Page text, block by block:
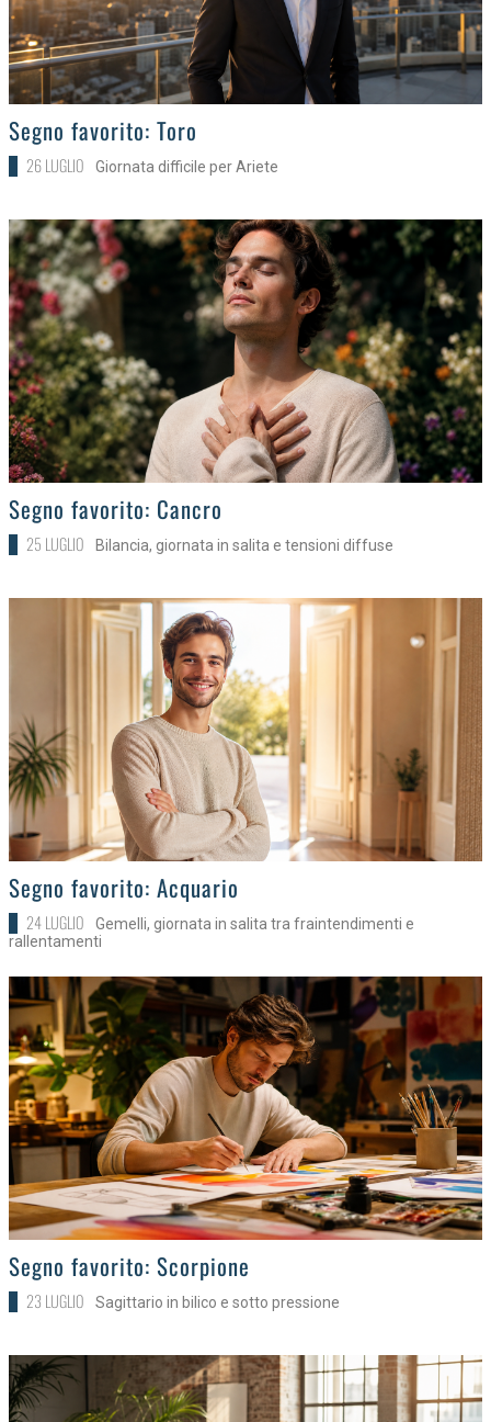
>
Segno favorito: Toro
26 LUGLIO Giornata difficile per Ariete
>
Segno favorito: Cancro
25 LUGLIO Bilancia, giornata in salita e tensioni diffuse
>
Segno favorito: Acquario
24 LUGLIO
Gemelli, giornata in salita tra fraintendimenti e
rallentamenti
>
Segno favorito: Scorpione
23 LUGLIO Sagittario in bilico e sotto pressione